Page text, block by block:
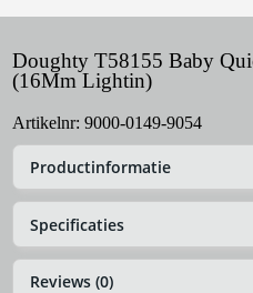
Doughty T58155 Baby
(16Mm Lightin)
Artikelnr: 9000-0149-9054
Productinformatie
Specificaties
Reviews (0)